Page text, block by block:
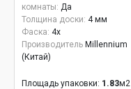
комнаты: Да
Толщина доски: 4 мм
Фаска: 4x
Производитель Millennium
(Китай)
Площадь упаковки: 1.83м2